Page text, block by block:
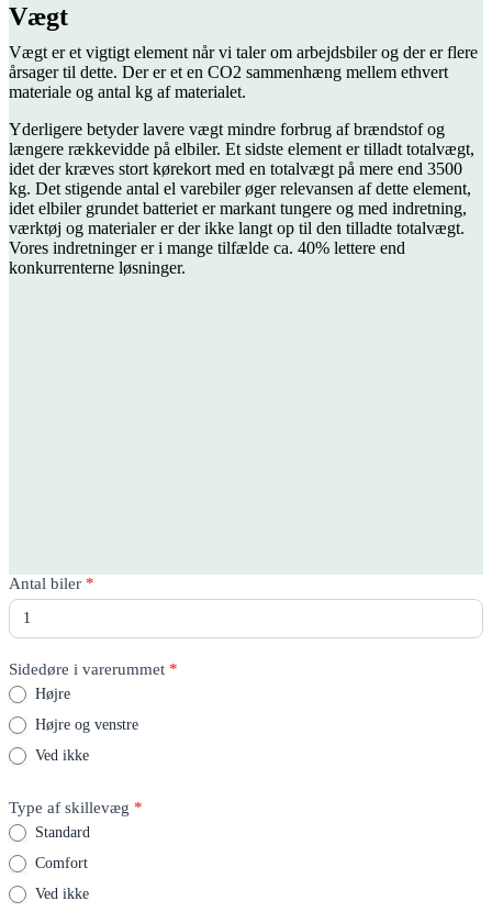
Vægt
Vægt er et vigtigt element når vi taler om arbejdsbiler og der er flere
årsager til dette. Der er et en CO2 sammenhæng mellem ethvert
materiale og antal kg af materialet.
Yderligere betyder lavere vægt mindre forbrug af brændstof og
længere rækkevidde på elbiler. Et sidste element er tilladt totalvægt,
idet der kræves stort kørekort med en totalvægt på mere end 3500
kg. Det stigende antal el varebiler øger relevansen af dette element,
idet elbiler grundet batteriet er markant tungere og med indretning,
værktøj og materialer er der ikke langt op til den tilladte totalvægt.
Vores indretninger er i mange tilfælde ca. 40% lettere end
konkurrenterne løsninger.
Rico
Quote
Product
page
Antal biler *
Sidedøre i varerummet *
Højre
Højre og venstre
Ved ikke
Type af skillevæg *
Standard
Comfort
Ved ikke